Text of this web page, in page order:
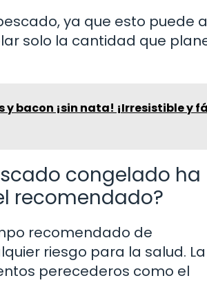
ya que esto puede
solo la cantidad que
bacon ¡sin nata! ¡Irresistible y
congelado ha
recomendado?
recomendado de
riesgo para la salud. La
perecederos como el